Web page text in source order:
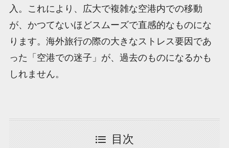
入。これにより、広大で複雑な空港内での移動
が、かつてないほどスムーズで直感的なものにな
ります。海外旅行の際の大きなストレス要因であ
った「空港での迷子」が、過去のものになるかも
しれません。
目次